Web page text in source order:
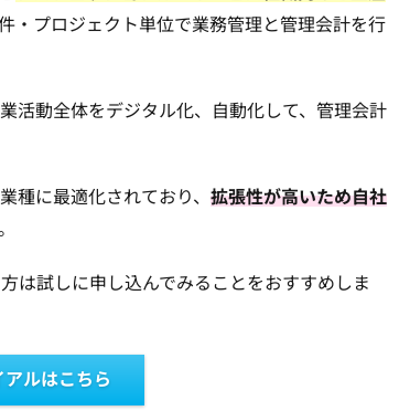
・プロジェクト単位で業務管理と管理会計を行
活動全体をデジタル化、自動化して、管理会計
種に最適化されており、 拡張性が高いため自社
は試しに申し込んでみることをおすすめしま
ルはこちら